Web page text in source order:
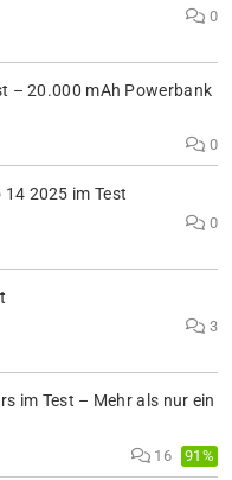
0
– 20.000 mAh Powerbank
0
2025 im Test
0
3
im Test – Mehr als nur ein
16 91%